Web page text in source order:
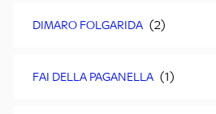
DIMARO FOLGARIDA
FAI DELLA PAGANELLA